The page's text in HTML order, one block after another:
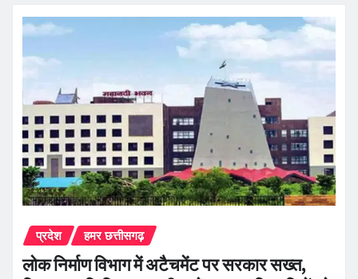
प्रदेश हमर छत्तीसगढ़
लोक निर्माण विभाग में अटैचमेंट पर सरकार सख्त,